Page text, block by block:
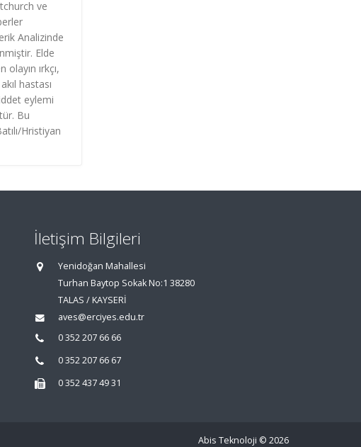
ve
Analizinde
Elde
ırkçı,
hastası
eylemi
Bu
Hristiyan
İletişim Bilgileri
Yenidoğan Mahallesi
Turhan Baytop Sokak No:1 38280
TALAS / KAYSERİ
aves@erciyes.edu.tr
0 352 207 66 66
0 352 207 66 67
0 352 437 49 31
Abis Teknoloji © 2026